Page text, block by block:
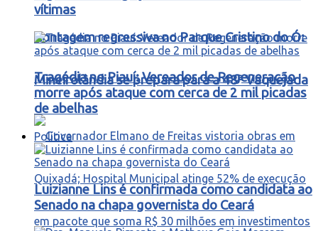
Contagem regressiva no Parque Cristino do Ó:
Mineirolândia se prepara para a 48ª Vaquejada
vítimas
Tragédia no Piauí: Vereador de Regeneração
morre após ataque com cerca de 2 mil picadas
de abelhas
Política
Luizianne Lins é confirmada como candidata ao
Senado na chapa governista do Ceará